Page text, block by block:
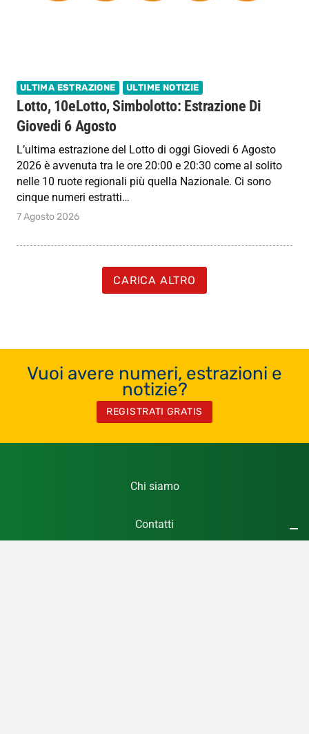
ULTIMA ESTRAZIONE ULTIME NOTIZIE
Lotto, 10eLotto, Simbolotto: Estrazione Di
Giovedi 6 Agosto
L’ultima estrazione del Lotto di oggi Giovedi 6 Agosto
2026 è avvenuta tra le ore 20:00 e 20:30 come al solito
nelle 10 ruote regionali più quella Nazionale. Ci sono
cinque numeri estratti…
7 Agosto 2026
CARICA ALTRO
Vuoi avere numeri, estrazioni e
notizie?
REGISTRATI GRATIS
Chi siamo
Contatti